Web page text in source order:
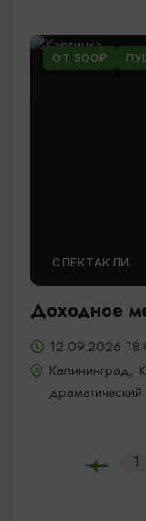
ОТ 500₽
СПЕКТАКЛИ
Доходное
12.09.2026
Калининград,
драматический
1